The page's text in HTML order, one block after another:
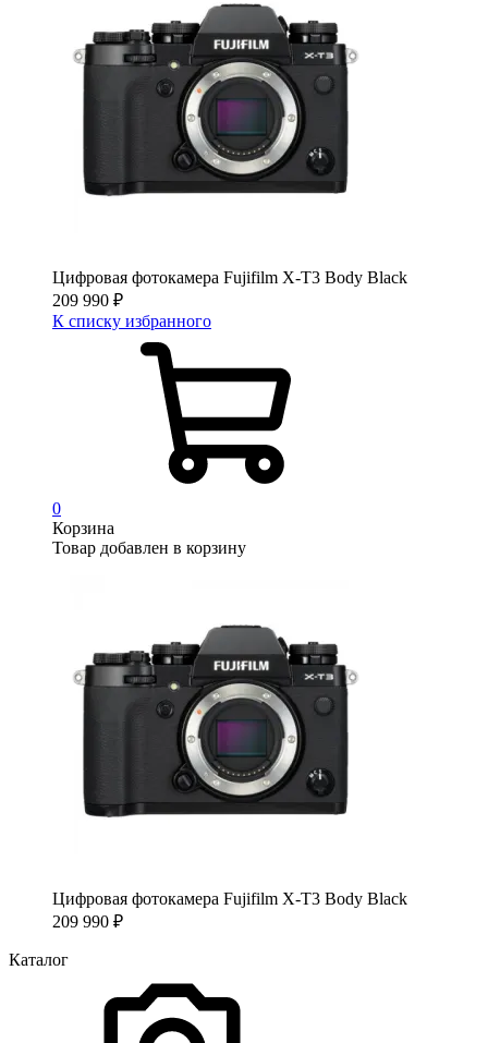
Цифровая фотокамера Fujifilm X-T3 Body Black
209 990 ₽
К списку избранного
0
Корзина
Товар добавлен в корзину
Цифровая фотокамера Fujifilm X-T3 Body Black
209 990 ₽
Каталог